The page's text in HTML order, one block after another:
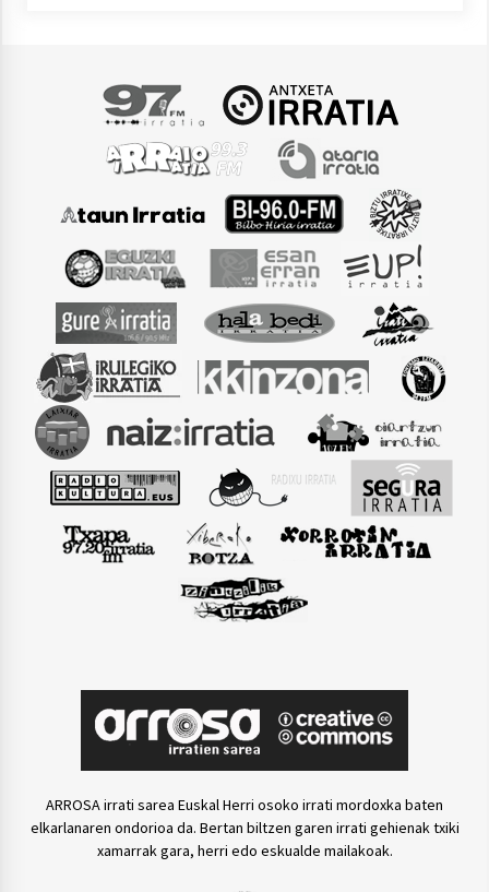
ARROSA irrati sarea Euskal Herri osoko irrati mordoxka baten
elkarlanaren ondorioa da. Bertan biltzen garen irrati gehienak txiki
xamarrak gara, herri edo eskualde mailakoak.